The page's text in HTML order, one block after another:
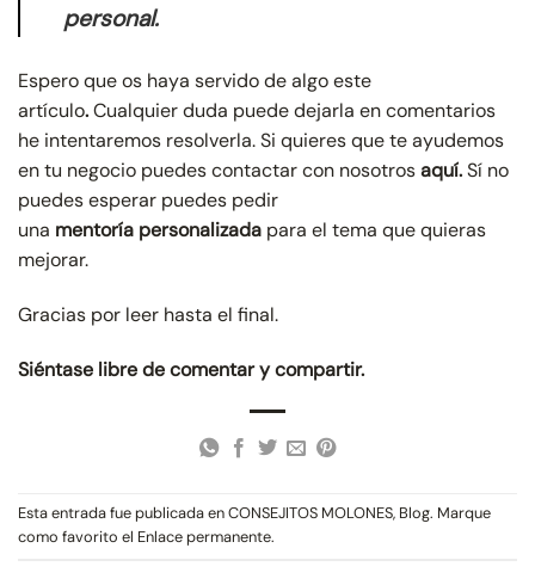
personal.
Espero que os haya servido de algo este
artículo.Cualquier duda puede dejarla en comentarios
he intentaremos resolverla. Si quieres que te ayudemos
en tu negocio puedes contactar con nosotrosaquí.Sí no
puedes esperar puedes pedir
una mentoría personalizada para el tema que quieras
mejorar.
Gracias por leer hasta el final.
Siéntase libre de comentar y compartir.
Esta entrada fue publicada enCONSEJITOS MOLONES, Blog. Marque
como favorito el Enlace permanente.